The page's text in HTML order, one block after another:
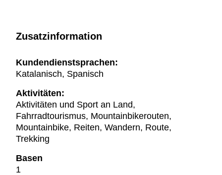
Zusatzinformation
Kundendienstsprachen:
Katalanisch, Spanisch
Aktivitäten:
Aktivitäten und Sport an Land,
Fahrradtourismus, Mountainbikerouten,
Mountainbike, Reiten, Wandern, Route,
Trekking
Basen
1